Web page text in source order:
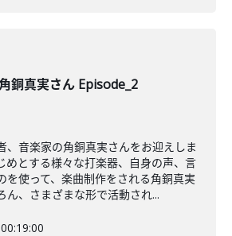
角銅真実さん Episode_2
、音楽家の角銅真実さんをお迎えしま
めとする様々な打楽器、自身の声、言
を使って、楽曲制作をされる角銅真実
ん、さまざまな形で活動され...
00:19:00